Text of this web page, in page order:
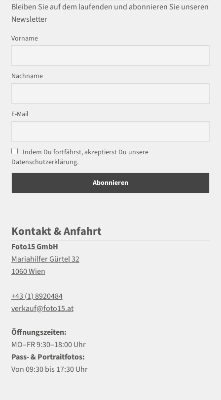
Bleiben Sie auf dem laufenden und abonnieren Sie unseren
Newsletter
Vorname
Nachname
E-Mail
Indem Du fortfährst, akzeptierst Du unsere
Datenschutzerklärung.
Kontakt & Anfahrt
Foto15 GmbH
Mariahilfer Gürtel 32
1060 Wien
+43 (1) 8920484
verkauf@foto15.at
Öffnungszeiten:
MO–FR 9:30–18:00 Uhr
Pass- & Portraitfotos:
Von 09:30 bis 17:30 Uhr